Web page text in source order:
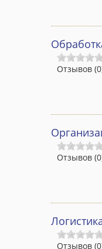
Отзывов
Отзывов
Отзывов